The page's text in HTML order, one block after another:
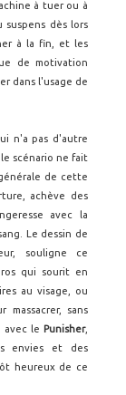
à tuer ou à
dès lors
à la fin, et les
de motivation
dans l'usage de
n'a pas d'autre
scénario ne fait
de cette
achève des
avec la
Le dessin de
souligne ce
qui sourit en
au visage, ou
sans
avec le Punisher,
envies et des
heureux de ce